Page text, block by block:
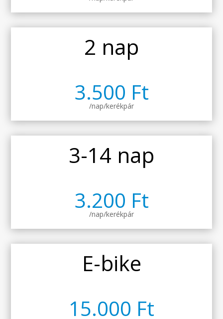
2 nap
3.500 Ft
/nap/kerékpár
3-14 nap
3.200 Ft
/nap/kerékpár
E-bike
15.000 Ft